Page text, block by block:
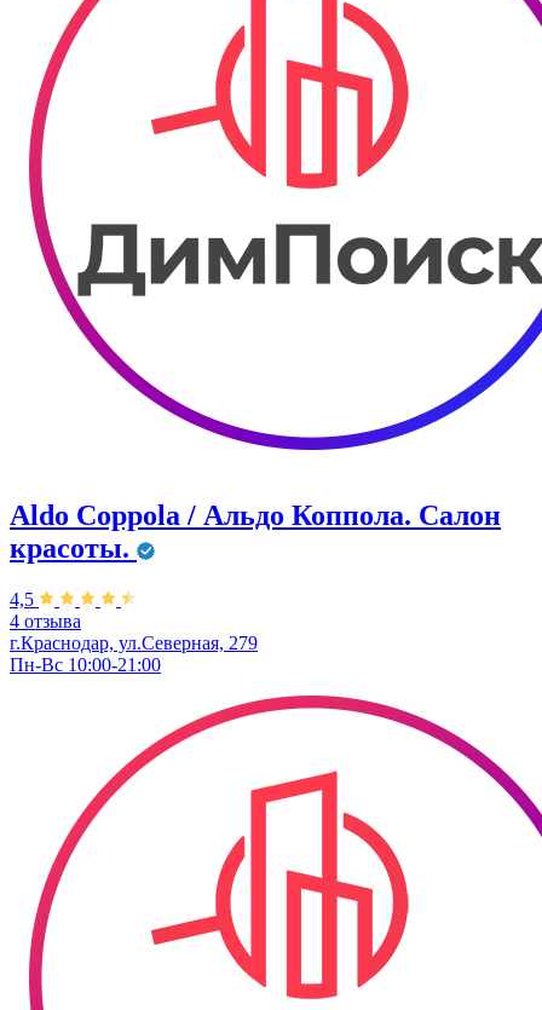
Aldo Coppola / Альдо Коппола. Салон
красоты.
4,5
4 отзыва
г.Краснодар, ул.Северная, 279
Пн-Вс 10:00-21:00